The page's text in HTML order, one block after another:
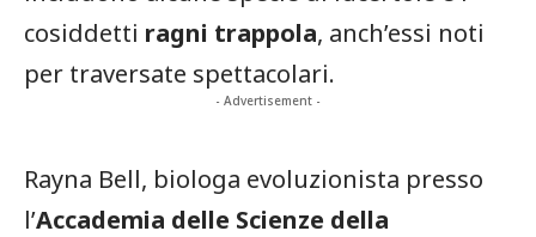
cosiddetti ragni trappola, anch’essi noti
per traversate spettacolari.
- Advertisement -
Rayna Bell, biologa evoluzionista presso
l’Accademia delle Scienze della